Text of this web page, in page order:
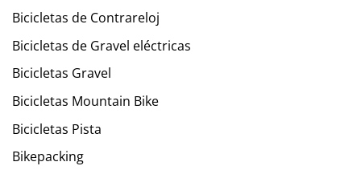
Bicicletas de Contrareloj
Bicicletas de Gravel eléctricas
Bicicletas Gravel
Bicicletas Mountain Bike
Bicicletas Pista
Bikepacking